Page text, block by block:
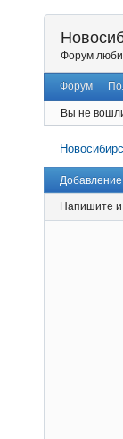
Форум
Форум
Вы не
Добавление
Напишите и